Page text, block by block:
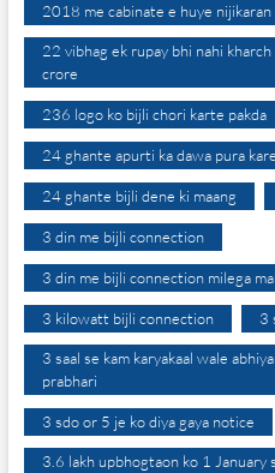
2018 me cabinate e huye
22 vibhag ek rupay bhi nahi
crore
236 logo ko bijli chori karte pakda
24 ghante apurti ka dawa pura
24 ghante bijli dene ki maang
3 din me bijli connection
3 din me bijli connection milega
3 kilowatt bijli connection 3
3 saal se kam karyakaal wale
prabhari
3 sdo or 5 je ko diya gaya notice
3.6 lakh upbhogtaon ko 1 January